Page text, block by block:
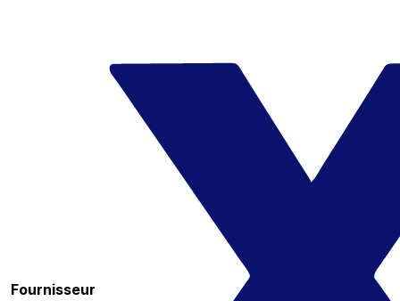
Fournisseur